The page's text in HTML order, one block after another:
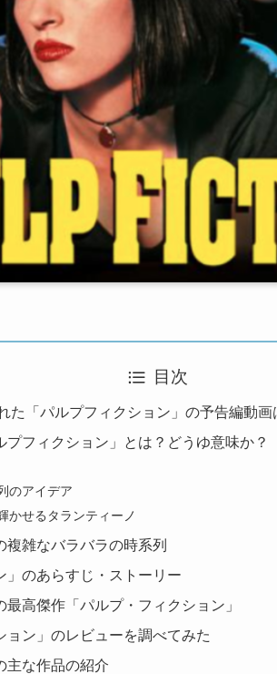
目次
た「パルプフィクション」の予告編動画
プフィクション」とは？どうゆ意味か？
のアイデア
かせるタランティーノ
複雑なバラバラの時系列
」のあらすじ・ストーリー
高傑作「パルプ・フィクション」
ョン」のレビューを調べてみた
主な作品の紹介